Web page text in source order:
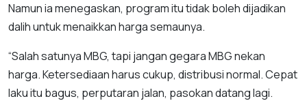
Namun ia menegaskan, program itu tidak boleh dijadikan
dalih untuk menaikkan harga semaunya.
“Salah satunya MBG, tapi jangan gegara MBG nekan
harga. Ketersediaan harus cukup, distribusi normal. Cepat
laku itu bagus, perputaran jalan, pasokan datang lagi.